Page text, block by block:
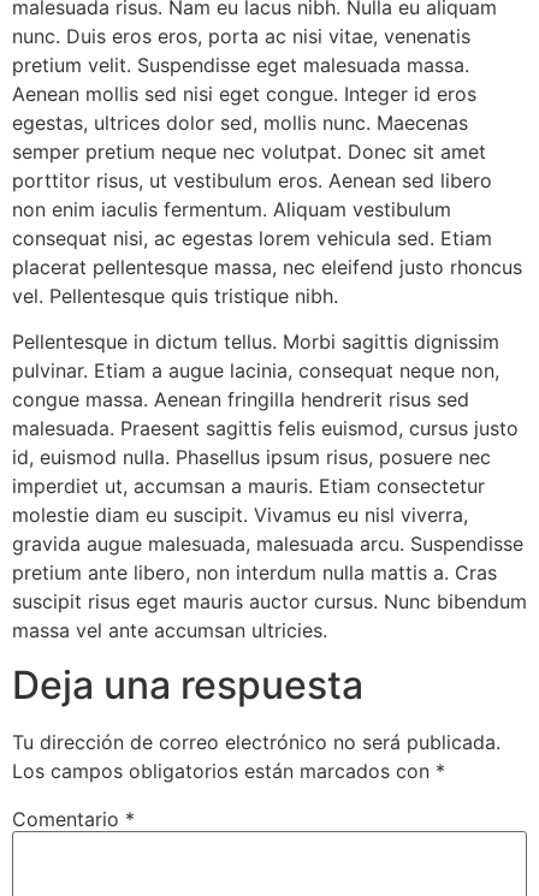
malesuada risus. Nam eu lacus nibh. Nulla eu aliquam
nunc. Duis eros eros, porta ac nisi vitae, venenatis
pretium velit. Suspendisse eget malesuada massa.
Aenean mollis sed nisi eget congue. Integer id eros
egestas, ultrices dolor sed, mollis nunc. Maecenas
semper pretium neque nec volutpat. Donec sit amet
porttitor risus, ut vestibulum eros. Aenean sed libero
non enim iaculis fermentum. Aliquam vestibulum
consequat nisi, ac egestas lorem vehicula sed. Etiam
placerat pellentesque massa, nec eleifend justo rhoncus
vel. Pellentesque quis tristique nibh.
Pellentesque in dictum tellus. Morbi sagittis dignissim
pulvinar. Etiam a augue lacinia, consequat neque non,
congue massa. Aenean fringilla hendrerit risus sed
malesuada. Praesent sagittis felis euismod, cursus justo
id, euismod nulla. Phasellus ipsum risus, posuere nec
imperdiet ut, accumsan a mauris. Etiam consectetur
molestie diam eu suscipit. Vivamus eu nisl viverra,
gravida augue malesuada, malesuada arcu. Suspendisse
pretium ante libero, non interdum nulla mattis a. Cras
suscipit risus eget mauris auctor cursus. Nunc bibendum
massa vel ante accumsan ultricies.
Deja una respuesta
Tu dirección de correo electrónico no será publicada.
Los campos obligatorios están marcados con *
Comentario *